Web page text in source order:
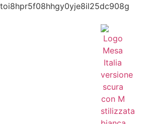
toi8hpr5f08hhgy0yje8il25dc908g